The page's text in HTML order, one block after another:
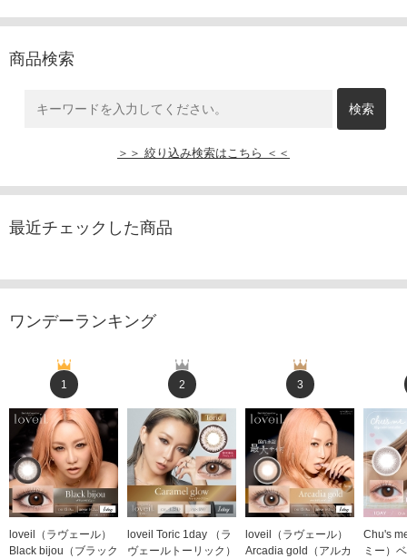
商品検索
＞＞ 絞り込み検索はこちら ＜＜
最近チェックした商品
ワンデーランキング
1
loveil（ラヴェール）
Black bijou（ブラック
2
loveil Toric 1day （ラ
ヴェールトーリック）
3
loveil（ラヴェール）
Arcadia gold（アルカ
Chu's
ミー）